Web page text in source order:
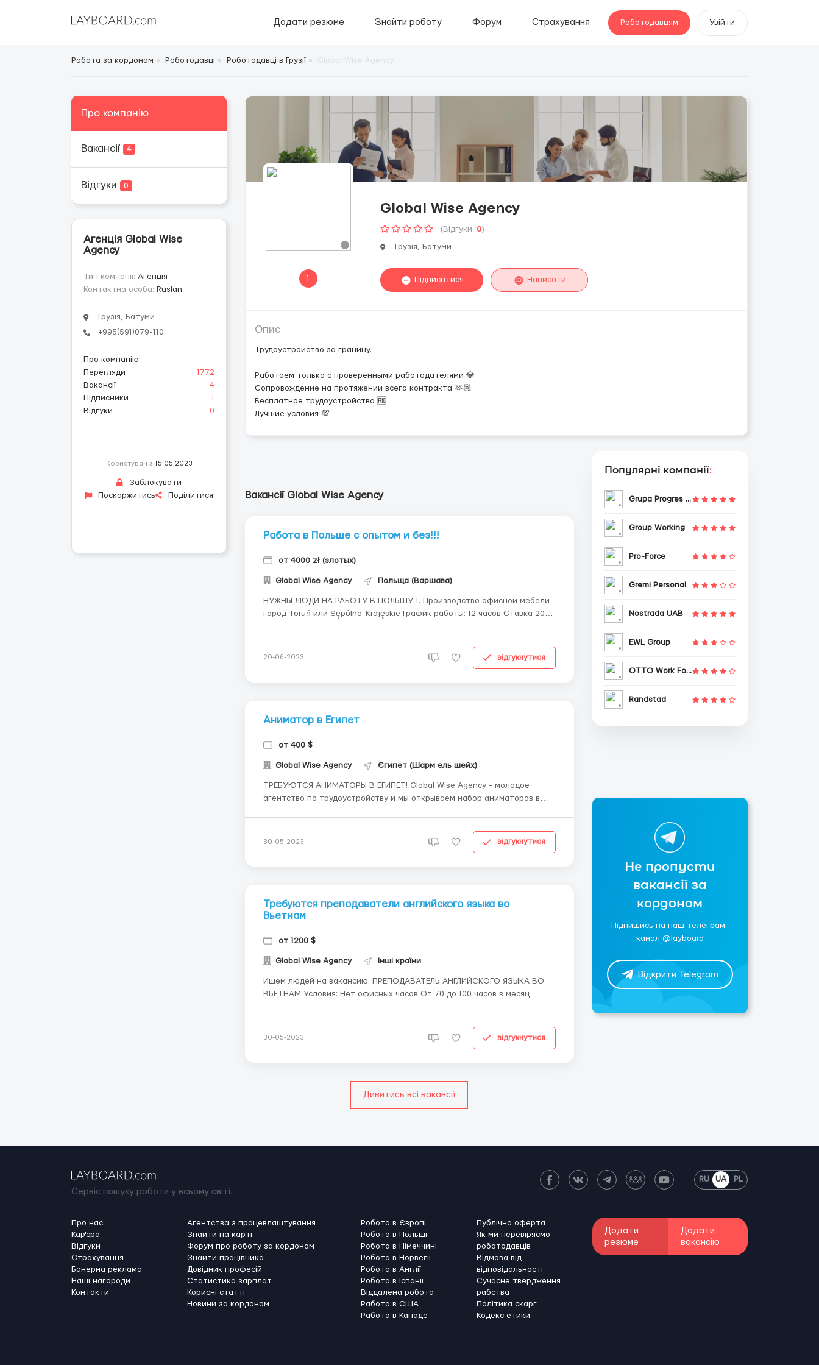
Додати резюме Знайти роботу Форум Страхування Роботодавцям Увійти
Робота за кордоном Роботодавці Роботодавці в Грузії
Про компанію
Вакансії 4
Відгуки 0
Агенція Global Wise
Agency
Тип компанії: Агенція
Контактна особа: Ruslan
Грузія, Батуми
+995(591)079-110
Про компанію:
Перегляди
1772
Вакансії
4
Підписники
1
Відгуки
0
Користувач з 15.05.2023
Заблокувати
Поскаржитись
Поділитися
1
Global Wise Agency
(Відгуки: 0)
Грузія, Батуми
Підписатися Написати
Опис
Трудоустройство за границу.
Работаем только с проверенными работодателями 💎
Сопровождение на протяжении всего контракта 🫶🏼
Бесплатное трудоустройство 🆓
Лучшие условия 💯
Вакансії Global Wise Agency
Работа в Польше с опытом и без!!!
от 4000 zł (злотых)
Global Wise Agency Польща (Варшава)
НУЖНЫ ЛЮДИ НА РАБОТУ В ПОЛЬШУ 1. Производство офисной мебели
город Toruń или Sępólno-Krajęskie График работы: 12 часов Ставка 20
20-06-2023 відгукнутися
Аниматор в Египет
от 400 $
Global Wise Agency Єгипет (Шарм ель шейх)
ТРЕБУЮТСЯ АНИМАТОРЫ В ЕГИПЕТ! Global Wise Agency - молодое
агентство по трудоустройству и мы открываем набор аниматоров в
Красного моря? Мы приглашаем активных и коммуникаб...
30-05-2023 відгукнутися
Требуются преподаватели английского языка во
Вьетнам
от 1200 $
Global Wise Agency Інші країни
Ищем людей на вакансию: ПРЕПОДАВАТЕЛЬ АНГЛИЙСКОГО ЯЗЫКА ВО
ВЬЕТНАМ Условия: Нет офисных часов От 70 до 100 часов в месяц
аккаунта в банке Помощь в поиске жилья ...
30-05-2023 відгукнутися
Дивитись всі вакансії
Популярні компанії:
Grupa Progres Sp. z o.o.
Group Working
Pro-Force
Gremi Personal
Nostrada UAB
EWL Group
OTTO Work Force
Randstad
Не пропусти
вакансії за
кордоном
Підпишись на наш телеграм-
канал @layboard
Відкрити Telegram
Сервіс пошуку роботи у всьому світі.
RU UA PL
Про нас
Кар'єра
Відгуки
Страхування
Банерна реклама
Наші нагороди
Контакти
Агентства з працевлаштування
Знайти на карті
Форум про роботу за кордоном
Знайти працівника
Довідник професій
Статистика зарплат
Корисні статті
Новини за кордоном
Робота в Європі
Робота в Польщі
Робота в Німеччині
Робота в Норвегії
Робота в Англії
Робота в Іспанії
Віддалена робота
Работа в США
Работа в Канадe
Публічна оферта
Як ми перевіряємо
роботодавців
Відмова від
відповідальності
Сучасне твердження
рабства
Політика скарг
Кодекс етики
Додати
резюме
Додати
вакансію